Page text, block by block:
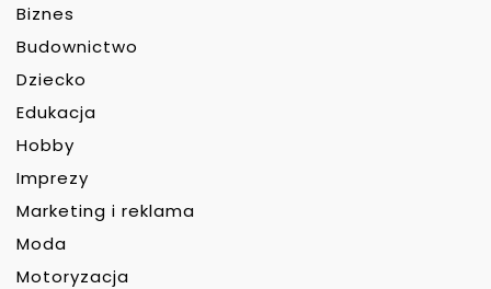
Biznes
Budownictwo
Dziecko
Edukacja
Hobby
Imprezy
Marketing i reklama
Moda
Motoryzacja